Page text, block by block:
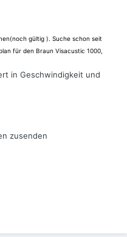
gültig ). Suche schon seit
für den Braun Visacustic 1000,
in Geschwindigkeit und
zusenden